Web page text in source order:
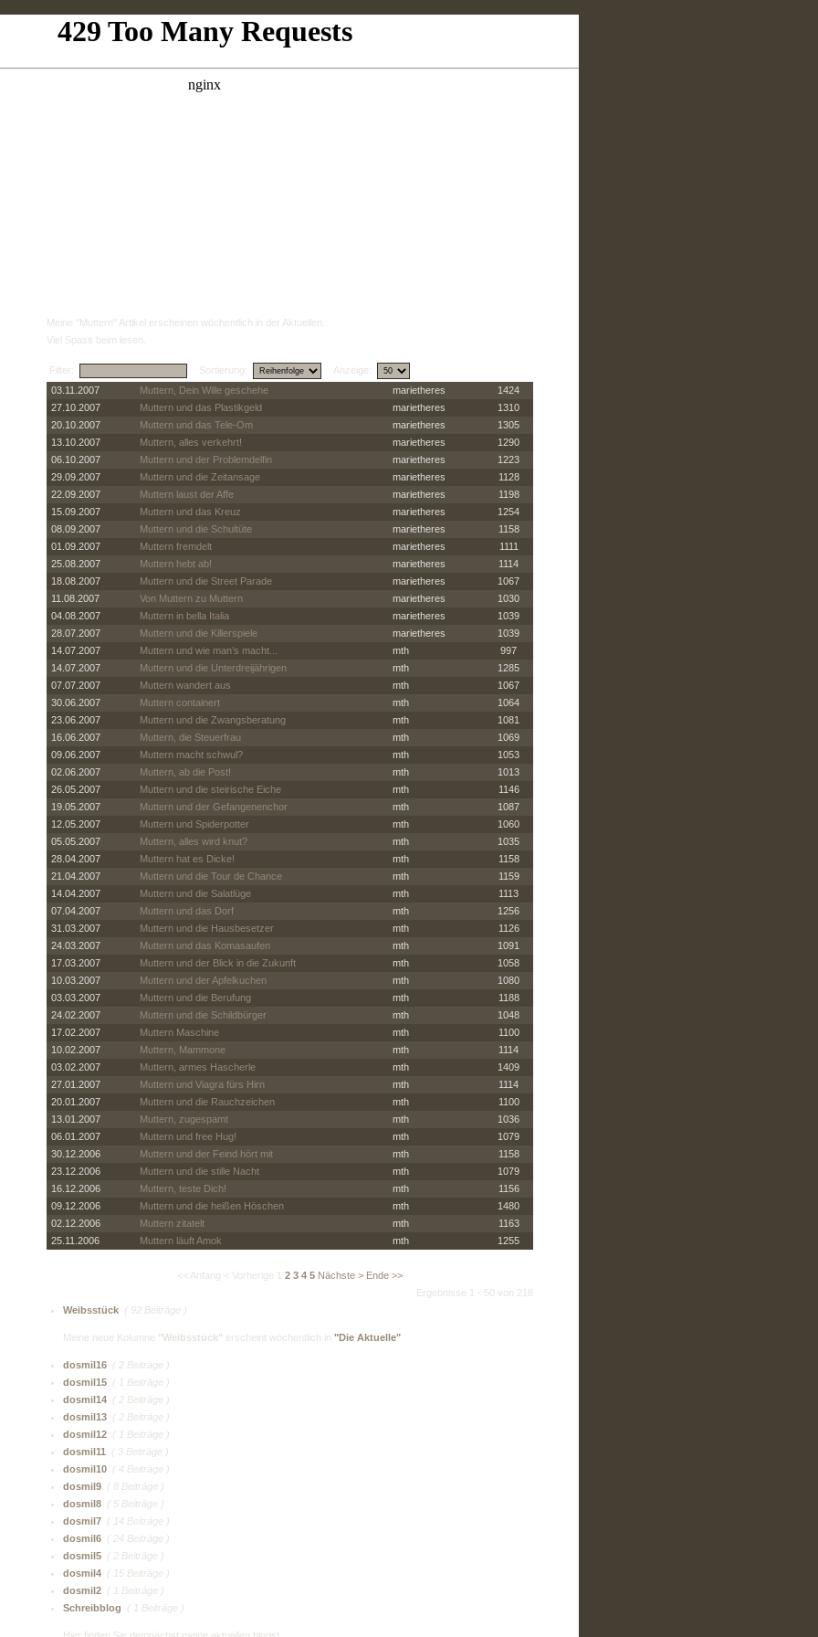
Meine "Muttern" Artikel erscheinen wöchentlich in der Aktuellen.
Viel Spass beim lesen.
Filter: Sortierung:
Anzeige:
03.11.2007
Muttern, Dein Wille geschehe marietheres
1424
27.10.2007
Muttern und das Plastikgeld marietheres
1310
20.10.2007
Muttern und das Tele-Om marietheres
1305
13.10.2007
Muttern, alles verkehrt! marietheres
1290
06.10.2007
Muttern und der Problemdelfin marietheres
1223
29.09.2007
Muttern und die Zeitansage marietheres
1128
22.09.2007
Muttern laust der Affe marietheres
1198
15.09.2007
Muttern und das Kreuz marietheres
1254
08.09.2007
Muttern und die Schultüte marietheres
1158
01.09.2007
Muttern fremdelt marietheres
1111
25.08.2007
Muttern hebt ab! marietheres
1114
18.08.2007
Muttern und die Street Parade marietheres
1067
11.08.2007
Von Muttern zu Muttern marietheres
1030
04.08.2007
Muttern in bella Italia marietheres
1039
28.07.2007
Muttern und die Killerspiele marietheres
1039
14.07.2007
Muttern und wie man’s macht... mth
997
14.07.2007
Muttern und die Unterdreijährigen mth
1285
07.07.2007
Muttern wandert aus mth
1067
30.06.2007
Muttern containert mth
1064
23.06.2007
Muttern und die Zwangsberatung mth
1081
16.06.2007
Muttern, die Steuerfrau mth
1069
09.06.2007
Muttern macht schwul? mth
1053
02.06.2007
Muttern, ab die Post! mth
1013
26.05.2007
Muttern und die steirische Eiche mth
1146
19.05.2007
Muttern und der Gefangenenchor mth
1087
12.05.2007
Muttern und Spiderpotter mth
1060
05.05.2007
Muttern, alles wird knut? mth
1035
28.04.2007
Muttern hat es Dicke! mth
1158
21.04.2007
Muttern und die Tour de Chance mth
1159
14.04.2007
Muttern und die Salatlüge mth
1113
07.04.2007
Muttern und das Dorf mth
1256
31.03.2007
Muttern und die Hausbesetzer mth
1126
24.03.2007
Muttern und das Komasaufen mth
1091
17.03.2007
Muttern und der Blick in die Zukunft mth
1058
10.03.2007
Muttern und der Apfelkuchen mth
1080
03.03.2007
Muttern und die Berufung mth
1188
24.02.2007
Muttern und die Schildbürger mth
1048
17.02.2007
Muttern Maschine mth
1100
10.02.2007
Muttern, Mammone mth
1114
03.02.2007
Muttern, armes Hascherle mth
1409
27.01.2007
Muttern und Viagra fürs Hirn mth
1114
20.01.2007
Muttern und die Rauchzeichen mth
1100
13.01.2007
Muttern, zugespamt mth
1036
06.01.2007
Muttern und free Hug! mth
1079
30.12.2006
Muttern und der Feind hört mit mth
1158
23.12.2006
Muttern und die stille Nacht mth
1079
16.12.2006
Muttern, teste Dich! mth
1156
09.12.2006
Muttern und die heißen Höschen mth
1480
02.12.2006
Muttern zitatelt mth
1163
25.11.2006
Muttern läuft Amok mth 1255
<< Anfang < Vorherige 1 2 3 4 5 Nächste > Ende >>
Ergebnisse 1 - 50 von 218
Weibsstück ( 92 Beiträge )
Meine neue Kolumne "Weibsstück" erscheint wöchentlich in "Die Aktuelle"
dosmil16 ( 2 Beiträge )
dosmil15 ( 1 Beiträge )
dosmil14 ( 2 Beiträge )
dosmil13 ( 2 Beiträge )
dosmil12 ( 1 Beiträge )
dosmil11
( 3 Beiträge )
dosmil10 ( 4 Beiträge )
dosmil9 ( 8 Beiträge )
dosmil8 ( 5 Beiträge )
dosmil7 ( 14 Beiträge )
dosmil6 ( 24 Beiträge )
dosmil5 ( 2 Beiträge )
dosmil4 ( 15 Beiträge )
dosmil2 ( 1 Beiträge )
Schreibblog
( 1 Beiträge )